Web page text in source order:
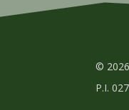
© 2026
P.I.